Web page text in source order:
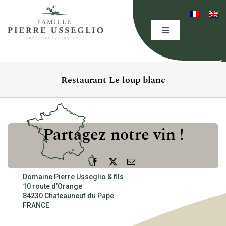
content
Toggle
EXPERTISE
OUR WINES
Restaurant Le loup blanc
Partagez notre vin !
Facebook
Email
Domaine Pierre Usseglio & fils
10 route d’Orange
84230 Chateauneuf du Pape
FRANCE